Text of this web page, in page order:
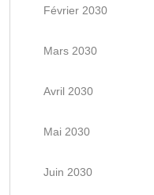
Février 2030
Mars 2030
Avril 2030
Mai 2030
Juin 2030